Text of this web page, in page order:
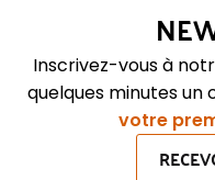
Inscrivez-vous à
quelques minutes
votre